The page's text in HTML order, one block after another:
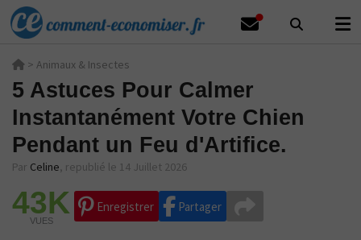
> Animaux & Insectes
5 Astuces Pour Calmer
Instantanément Votre Chien
Pendant un Feu d'Artifice.
Par Celine, republié le 14 Juillet 2026
43K
VUES
Enregistrer Partager